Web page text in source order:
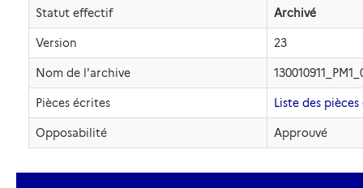
Statut effectif Archivé
Version 23
Nom de l'archive
Pièces écrites Liste des
Opposabilité Approuvé